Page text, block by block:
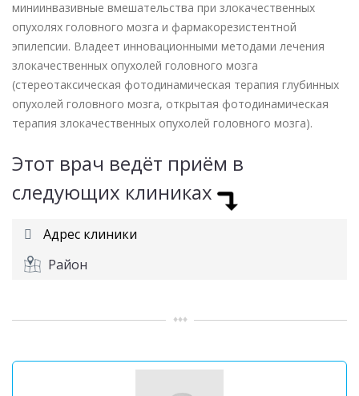
миниинвазивные вмешательства при злокачественных
опухолях головного мозга и фармакорезистентной
эпилепсии. Владеет инновационными методами лечения
злокачественных опухолей головного мозга
(стереотаксическая фотодинамическая терапия глубинных
опухолей головного мозга, открытая фотодинамическая
терапия злокачественных опухолей головного мозга).
Этот врач ведёт приём в
следующих клиниках
Адрес клиники
Район